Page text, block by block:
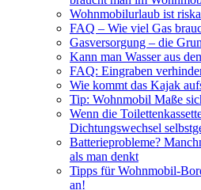
Wohnmobilurlaub ist
FAQ – Wie viel Gas
Gasversorgung – die
Kann man Wasser aus
FAQ: Eingraben
Wie kommt das Kajak
Tip: Wohnmobil Maße
Wenn die
Dichtungswechsel
Batterieprobleme?
als man denkt
Tipps für Wohnmobil-
an!